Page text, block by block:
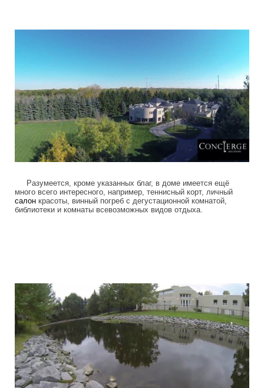
Разумеется, кроме указанных благ, в доме имеется ещё
много всего интересного, например, теннисный корт, личный
салон красоты, винный погреб с дегустационной комнатой,
библиотеки и комнаты всевозможных видов отдыха.